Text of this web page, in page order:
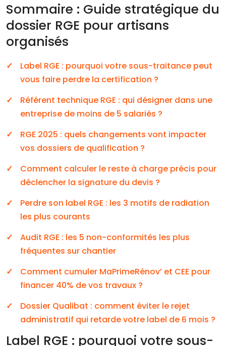
Sommaire : Guide stratégique du
dossier RGE pour artisans
organisés
Label RGE : pourquoi votre sous-traitance peut
vous faire perdre la certification ?
Référent technique RGE : qui désigner dans une
entreprise de moins de 5 salariés ?
RGE 2025 : quels changements vont impacter
vos dossiers de qualification ?
Comment calculer le reste à charge précis pour
déclencher la signature du devis ?
Perdre son label RGE : les 3 motifs de radiation
les plus courants
Audit RGE : les 5 non-conformités les plus
fréquentes sur chantier
Comment cumuler MaPrimeRénov’ et CEE pour
financer 40% de vos travaux ?
Dossier Qualibat : comment éviter le rejet
administratif qui retarde votre label de 6 mois ?
Label RGE : pourquoi votre sous-